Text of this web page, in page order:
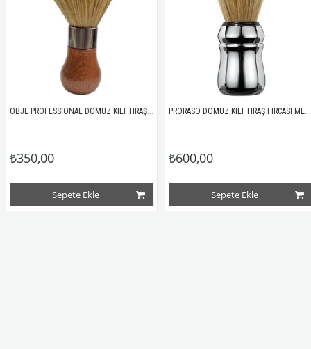
OBJE PROFESSIONAL DOMUZ KILI TIRAŞ FIRÇASI 2870 AKÇAAĞAÇ
₺350,00
Sepete Ekle
PRORASO DOMUZ KILI TIRAŞ FIRÇASI METALİK PLASTİK SAP
₺600,00
Sepete Ekle